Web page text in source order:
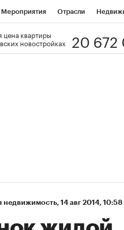
Мероприятия Отрасли
цена квартиры
новостройках
20
недвижимость⁠, 14 авг 2014, 10:58